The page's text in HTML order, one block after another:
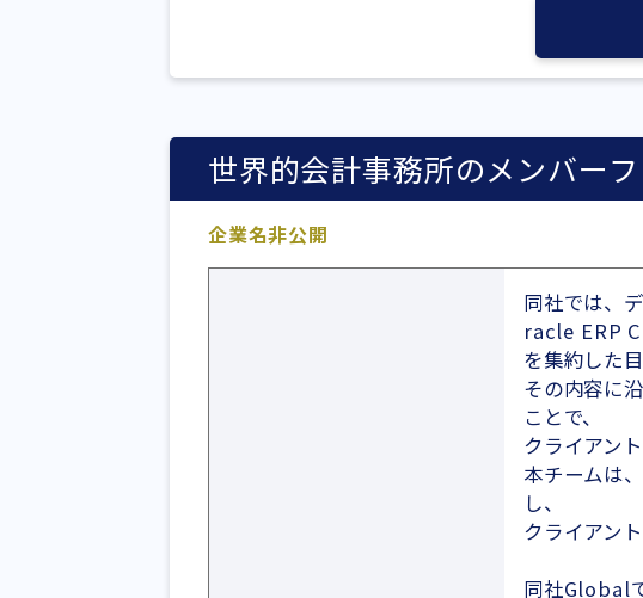
世界的会計事務所のメンバー
企業名非公開
同社では、
racle ERP
を集約した
その内容に
ことで、
クライアン
本チームは
し、
クライアン
同社Global